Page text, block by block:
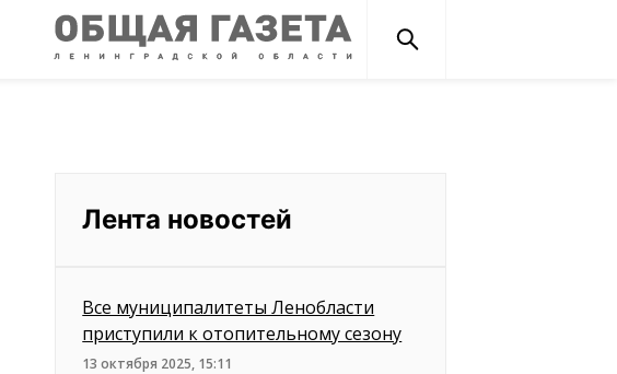
Лента новостей
Все муниципалитеты Ленобласти
приступили к отопительному сезону
13 октября 2025, 15:11